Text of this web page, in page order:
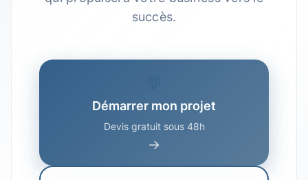
succès.
Démarrer mon projet
Devis gratuit sous 48h
→